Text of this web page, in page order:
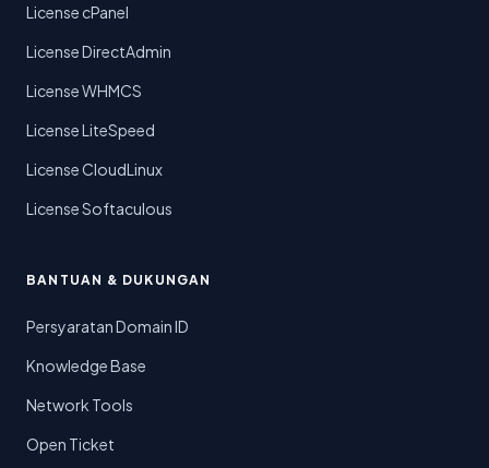
License cPanel
License DirectAdmin
License WHMCS
License LiteSpeed
License CloudLinux
License Softaculous
BANTUAN & DUKUNGAN
Persyaratan Domain ID
Knowledge Base
Network Tools
Open Ticket